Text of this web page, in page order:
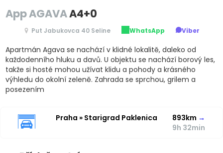
App AGAVAA4+0
Put Jabukovca 40 Seline WhatsApp Viber
Apartmán Agava se nachází v klidné lokalitě, daleko od
každodenního hluku a davů. U objektu se nachází borový les,
takže si hosté mohou užívat klidu a pohody a krásného
výhledu do okolní zeleně. Zahrada se sprchou, grilem a
posezením
Praha » Starigrad Paklenica 893km →
9h 32min